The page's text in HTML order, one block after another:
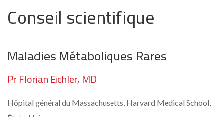
Conseil scientifique
Maladies Métaboliques Rares
Pr Florian Eichler, MD
Hôpital général du Massachusetts, Harvard Medical School,